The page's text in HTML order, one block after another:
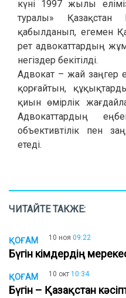
күні 1997 жылы
туралы» Қазақстан
қабылданып, егемен
рет адвокаттардың
негіздер бекітілді.
Адвокат – жай заңгер
қорғайтын,
қиын өмірлік
Адвокаттардың
объективтілік пен
етеді.
ЧИТАЙТЕ ТАКЖЕ:
ҚОҒАМ 10 ноя 09:22
Бүгін кімдердің
ҚОҒАМ 10 окт 10:34
Бүгін – Қазақстан